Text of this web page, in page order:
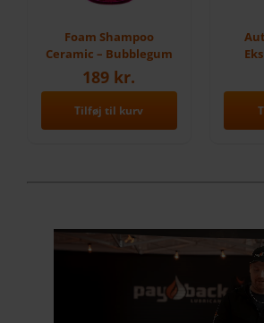
Foam Shampoo
Ceramic – Bubblegum
189 kr.
Tilføj til kurv